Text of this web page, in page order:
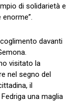
di solidarietà e
davanti
visitato la
nel segno del
il
una maglia